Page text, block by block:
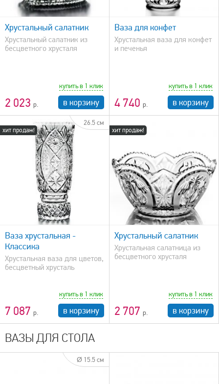
Хрустальный салатник
Хрустальный салатник из
бесцветного хрусталя
2 023
купить в 1 клик
в корзину
быстрый просмотр
Ваза для конфет
Хрустальная ваза для конфет
и печенья
4 740
купить в 1 клик
в корзину
хит продаж!
26.5 см
Ваза хрустальная -
Классика
Хрустальная ваза для цветов,
бесцветный хрусталь
7 087
купить в 1 клик
в корзину
хит продаж!
быстрый просмотр
Хрустальный салатник
Хрустальная салатница из
бесцветного хрусталя
2 707
купить в 1 клик
в корзину
ВАЗЫ ДЛЯ СТОЛА
Ø 15.5 см